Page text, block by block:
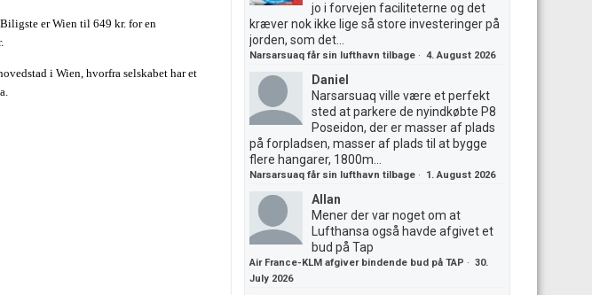
er Wien til 649 kr. for en
i Wien, hvorfra selskabet har et
jo i forvejen faciliteterne og det
kræver nok ikke lige så store investeringer på
jorden, som det...
Narsarsuaq får sin lufthavn tilbage · 4. August 2026
Daniel
Narsarsuaq ville være et perfekt
sted at parkere de nyindkøbte P8
Poseidon, der er masser af plads
på forpladsen, masser af plads til at bygge
flere hangarer, 1800m...
Narsarsuaq får sin lufthavn tilbage · 1. August 2026
Allan
Mener der var noget om at
Lufthansa også havde afgivet et
bud på Tap
Air France-KLM afgiver bindende bud på TAP · 30.
July 2026